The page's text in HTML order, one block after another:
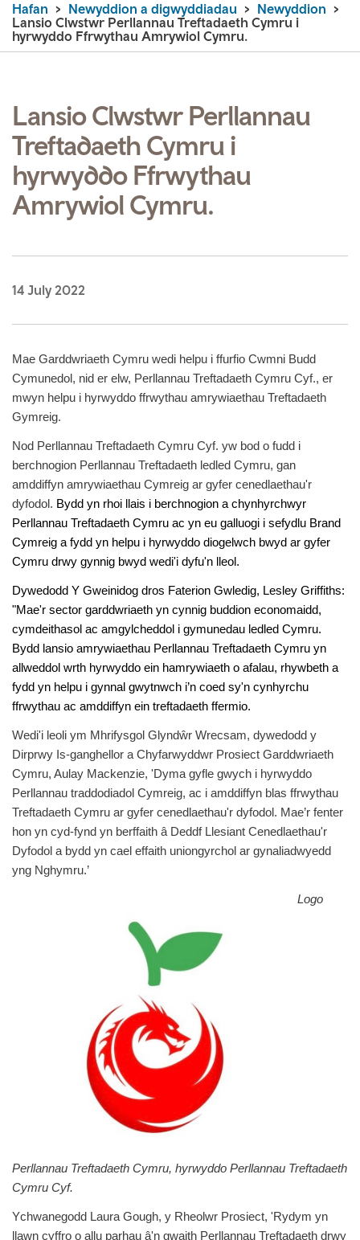
Hafan Newyddion a digwyddiadau
Newyddion
Lansio Clwstwr Perllannau Treftadaeth Cymru i
hyrwyddo Ffrwythau Amrywiol Cymru.
Lansio Clwstwr Perllannau
Treftadaeth Cymru i
hyrwyddo Ffrwythau
Amrywiol Cymru.
14 July 2022
Mae Garddwriaeth Cymru wedi helpu i ffurfio Cwmni Budd
Cymunedol, nid er elw, Perllannau Treftadaeth Cymru Cyf., er
mwyn helpu i hyrwyddo ffrwythau amrywiaethau Treftadaeth
Gymreig.
Nod Perllannau Treftadaeth Cymru Cyf. yw bod o fudd i
berchnogion Perllannau Treftadaeth ledled Cymru, gan
amddiffyn amrywiaethau Cymreig ar gyfer cenedlaethau'r
dyfodol. Bydd yn rhoi llais i berchnogion a chynhyrchwyr
Perllannau Treftadaeth Cymru ac yn eu galluogi i sefydlu Brand
Cymreig a fydd yn helpu i hyrwyddo diogelwch bwyd ar gyfer
Cymru drwy gynnig bwyd wedi'i dyfu'n lleol.
Dywedodd Y Gweinidog dros Faterion Gwledig, Lesley Griffiths:
"Mae'r sector garddwriaeth yn cynnig buddion economaidd,
cymdeithasol ac amgylcheddol i gymunedau ledled Cymru.
Bydd lansio amrywiaethau Perllannau Treftadaeth Cymru yn
allweddol wrth hyrwyddo ein hamrywiaeth o afalau, rhywbeth a
fydd yn helpu i gynnal gwytnwch i’n coed sy'n cynhyrchu
ffrwythau ac amddiffyn ein treftadaeth ffermio.
Wedi'i leoli ym Mhrifysgol Glyndŵr Wrecsam, dywedodd y
Dirprwy Is-ganghellor a Chyfarwyddwr Prosiect Garddwriaeth
Cymru, Aulay Mackenzie, 'Dyma gyfle gwych i hyrwyddo
Perllannau traddodiadol Cymreig, ac i amddiffyn blas ffrwythau
Treftadaeth Cymru ar gyfer cenedlaethau'r dyfodol. Mae’r fenter
hon yn cyd-fynd yn berffaith â Deddf Llesiant Cenedlaethau'r
Dyfodol a bydd yn cael effaith uniongyrchol ar gynaliadwyedd
yng Nghymru.’
Logo
Perllannau Treftadaeth Cymru, hyrwyddo Perllannau Treftadaeth
Cymru Cyf.
Ychwanegodd Laura Gough, y Rheolwr Prosiect, 'Rydym yn
llawn cyffro o allu parhau â'n gwaith Perllannau Treftadaeth drwy